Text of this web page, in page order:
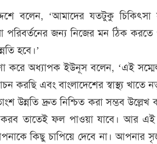
বলেন, ‘আমাদের যতটুকু
পরিবর্তনের জন্য নিজের মন ঠিক করতে
হবে।’
করে অধ্যাপক ইউনূস বলেন, ‘এই
করছি এবং বাংলাদেশের স্বাস্থ্য
উন্নতি দ্রুত নিশ্চিত করা সম্ভব
তাতেই ফল পাওয়া যাবে। আর এই
কিছু চাপিয়ে দেবে না। আপনার